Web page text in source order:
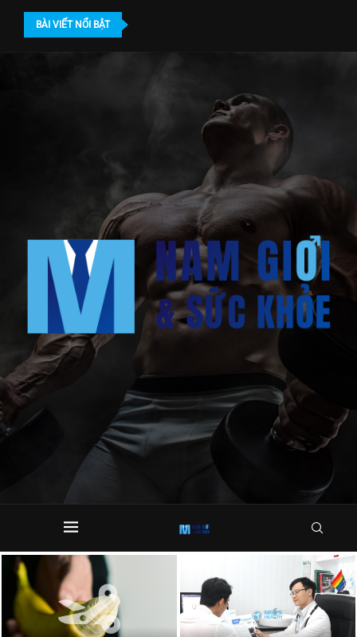
BÀI VIẾT NỔI BẬT
Bác sĩ gần 20 năm dấn thân điều... Trung Tâm Sức